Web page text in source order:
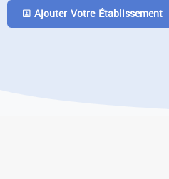
Ajouter Votre Établissement